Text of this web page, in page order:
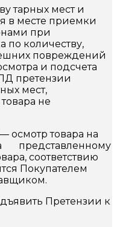
тарных мест и
в месте приемки
при
по количеству,
повреждений
и подсчета
претензии
мест,
не
осмотр товара на
представленному
соответствию
Покупателем
Претензии к